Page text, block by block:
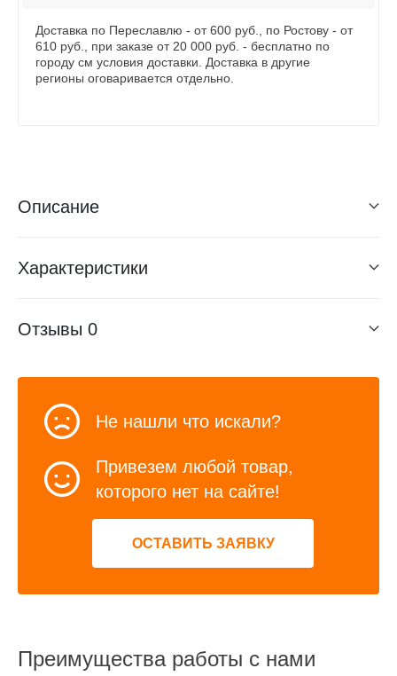
Доставка по Переславлю - от 600 руб., по Ростову - от
610 руб., при заказе от 20 000 руб. - бесплатно по
городу см условия доставки. Доставка в другие
регионы оговаривается отдельно.
Описание
Характеристики
Отзывы 0
Не нашли что искали?
Привезем любой товар,
которого нет на сайте!
ОСТАВИТЬ ЗАЯВКУ
Преимущества работы с нами